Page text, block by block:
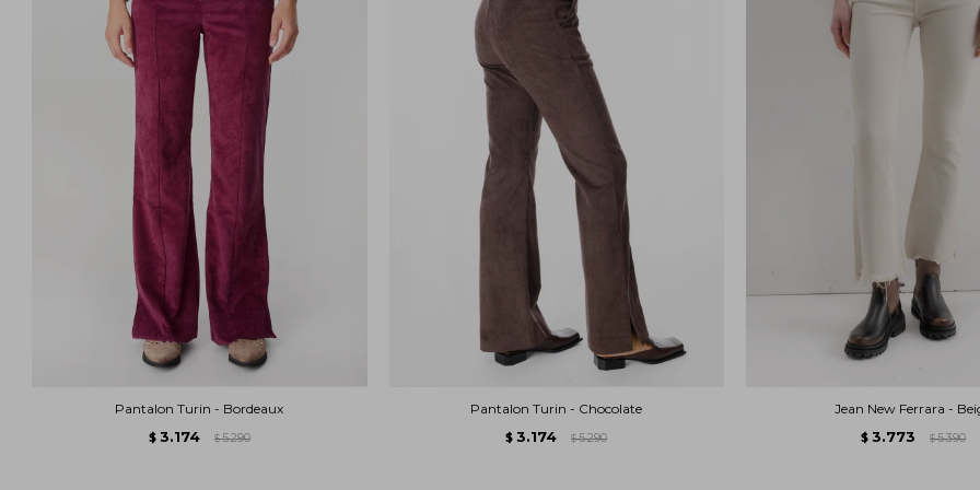
Pantalon Turin - Bordeaux
$ 3.174 $ 5.290
Pantalon Turin - Chocolate
$ 3.174 $ 5.290
Jean New Ferrara -
$ 3.773 $ 5.390